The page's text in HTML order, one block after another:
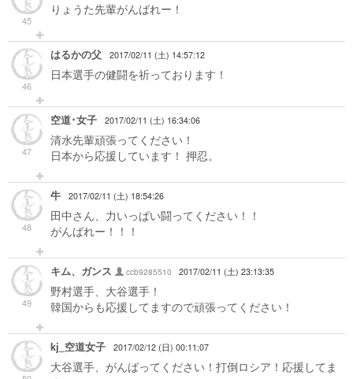
45
りょうた先輩がんばれー！
46
はるかの父 2017/02/11 (土) 14:57:12
日本選手の健闘を祈っております！
47
空道･女子 2017/02/11 (土) 16:34:06
清水先輩頑張ってください！
日本から応援しています！ 押忍。
48
牛 2017/02/11 (土) 18:54:26
田中さん、力いっぱい闘ってください！！
がんばれー！！！
49
キム、ガンス ccb9285510 2017/02/11 (土) 23:13:35
野村選手、大谷選手！
韓国からも応援してますので頑張ってください！
kj_空道女子 2017/02/12 (日) 00:11:07
大谷選手、がんばってください！打倒ロシア！応援してま